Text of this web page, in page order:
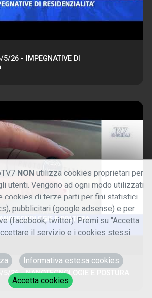
5/26 - IMPEGNATIVE DI
5/26 - NANOTECNOLOGIE E POSTURA
NON utilizza cookies proprietari per
utenti. Vengono ad ogni modo utilizzati
cookies di terze parti per fini statistici
pubblicitari (google adsense) e per
(facebook, twitter). Premi su "Accetta
il servizio e i cookies stessi.
Informativa estesa cookies
Accetta cookies